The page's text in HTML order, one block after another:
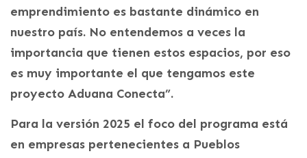
emprendimiento es bastante dinámico en
nuestro país. No entendemos a veces la
importancia que tienen estos espacios, por eso
es muy importante el que tengamos este
proyecto Aduana Conecta”.
Para la versión 2025 el foco del programa está
en empresas pertenecientes a Pueblos